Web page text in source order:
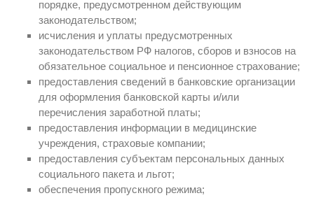
порядке, предусмотренном действующим
законодательством;
исчисления и уплаты предусмотренных
законодательством РФ налогов, сборов и взносов на
обязательное социальное и пенсионное страхование;
предоставления сведений в банковские организации
для оформления банковской карты и/или
перечисления заработной платы;
предоставления информации в медицинские
учреждения, страховые компании;
предоставления субъектам персональных данных
социального пакета и льгот;
обеспечения пропускного режима;